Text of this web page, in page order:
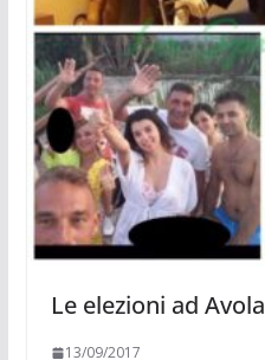
Le elezioni ad Avola
13/09/2017